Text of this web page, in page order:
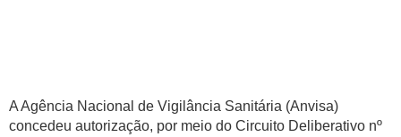
A Agência Nacional de Vigilância Sanitária (Anvisa)
concedeu autorização, por meio do Circuito Deliberativo nº